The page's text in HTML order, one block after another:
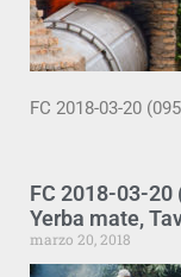
FC 2018-03-20
FC 2018-03-20
Yerba mate,
marzo 20, 2018